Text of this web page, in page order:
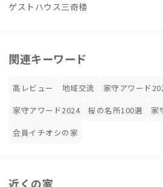
ゲストハウス三奇楼
関連キーワード
高レビュー 地域交流 家守アワード
家守アワード2024
桜の名所100選
家
会員イチオシの家
近くの家